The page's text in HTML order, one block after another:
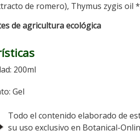
de romero), Thymus zygis oil
de agricultura ecológica
200ml
Gel
Todo el contenido elaborado de
su uso exclusivo en Botanical-